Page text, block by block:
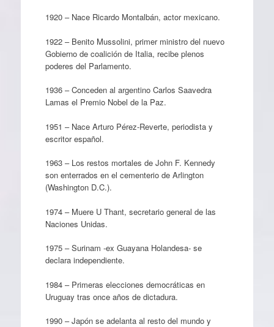
1920 – Nace Ricardo Montalbán, actor mexicano.
1922 – Benito Mussolini, primer ministro del nuevo
Gobierno de coalición de Italia, recibe plenos
poderes del Parlamento.
1936 – Conceden al argentino Carlos Saavedra
Lamas el Premio Nobel de la Paz.
1951 – Nace Arturo Pérez-Reverte, periodista y
escritor español.
1963 – Los restos mortales de John F. Kennedy
son enterrados en el cementerio de Arlington
(Washington D.C.).
1974 – Muere U Thant, secretario general de las
Naciones Unidas.
1975 – Surinam -ex Guayana Holandesa- se
declara independiente.
1984 – Primeras elecciones democráticas en
Uruguay tras once años de dictadura.
1990 – Japón se adelanta al resto del mundo y